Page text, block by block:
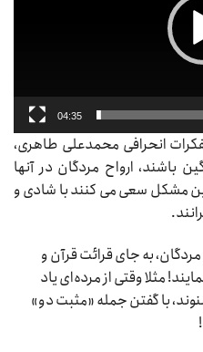
04:35
انحرافی محمدعلی طاهری،
باشند، ارواح مردگان در آنها
مشکل سعی می کنند با شادی و
به جای قرائت قرآن و
مثلا وقتی از مرده‌ای یاد
با گفتن جمله «مثبت دو»